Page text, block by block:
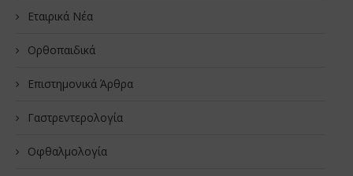
Εταιρικά Νέα
Oρθοπαιδικά
Επιστημονικά Άρθρα
Γαστρεντερολογία
Οφθαλμολογία